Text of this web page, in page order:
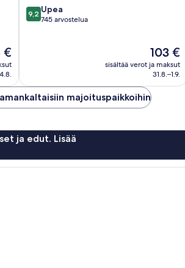
€
9.2
kautta
9,2 Upea
745 arvostelua
Hinta
on
103 €
103 €
sisältää verot ja maksut
31.8.–1.9.
majoituspaikkoihin
ja edut. Lisää